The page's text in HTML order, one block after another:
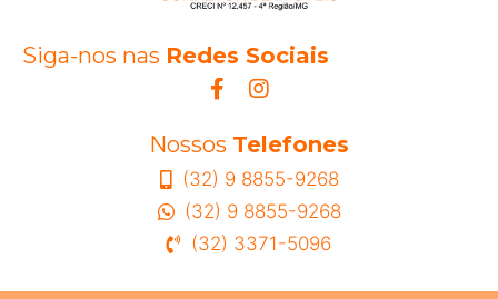
Siga-nos nas Redes Sociais
Nossos Telefones
(32) 9 8855-9268
(32) 9 8855-9268
(32) 3371-5096